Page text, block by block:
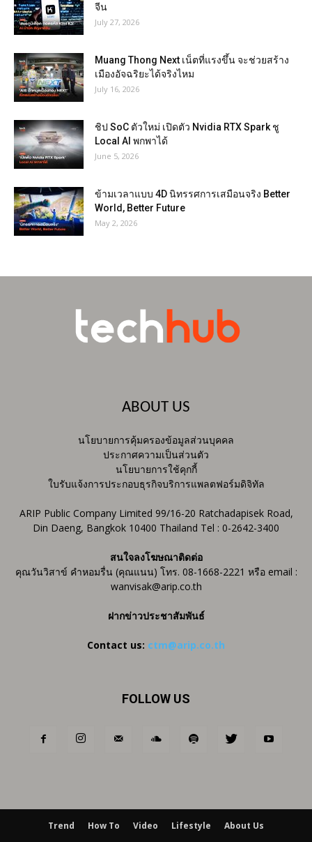
จีน
July 27, 2026
Muang Thong Next เน็ตที่แรงขึ้น จะช่วยสร้าง
เมืองอัจฉริยะได้จริงไหม
July 16, 2026
ชิป SoC ตัวใหม่ เปิดตัว Nvidia RTX Spark ชู
Local AI พกพาได้
June 5, 2026
ข้ามเวลาแบบ 4D นิทรรศการเสมือนจริง Better
World, Better Future
May 2, 2026
ABOUT US
นโยบายการคุ้มครองข้อมูลส่วนบุคคล
ประกาศความเป็นส่วนตัว
นโยบายการใช้คุกกี้
ใบรับแจ้งการประกอบธุรกิจบริการแพลตฟอร์มดิจิทัล
ARIP Public Company Limited 99/16-20 Ratchadapisek Road,
Din Daeng, Bangkok 10400 Thailand Tel : 0-2642-3400
สนใจลงโฆษณาติดต่อ
คุณวันวิสาข์ คำหอมรื่น (คุณแนน) โทร. 08-1668-2221 หรือ email :
wanvisak@arip.co.th
ฝากข่าวประชาสัมพันธ์
Contact us: ctm@arip.co.th
FOLLOW US
Trend How To Video Lifestyle About Us